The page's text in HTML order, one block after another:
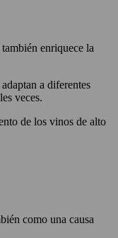
enriquece la
a diferentes
veces.
de los vinos de alto
como una causa